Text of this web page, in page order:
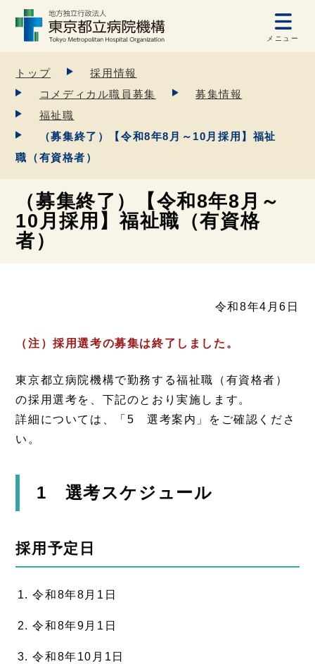
メニュー
トップ
採用情報
コメディカル職員募集
募集情報
福祉職
（募集終了）【令和8年8月～10月採用】福祉
職（有資格者）
（募集終了）【令和8年8月～
10月採用】福祉職（有資格
者）
令和8年4月6日
（注）採用選考の募集は終了しました。
東京都立病院機構で勤務する福祉職（有資格者）
の採用選考を、下記のとおり実施します。
詳細については、「5 選考案内」をご確認くださ
い。
1 選考スケジュール
採用予定日
令和8年8月1日
令和8年9月1日
令和8年10月1日